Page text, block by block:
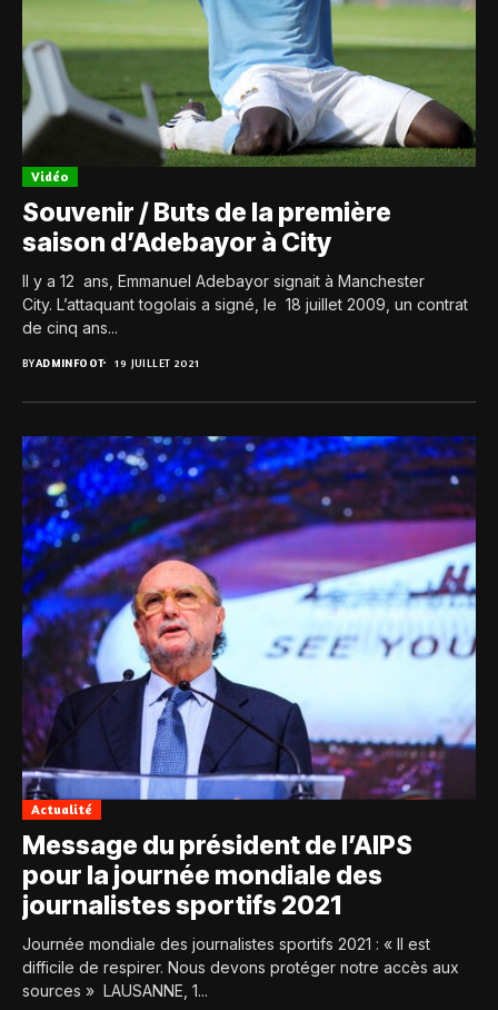
Vidéo
Souvenir / Buts de la première
saison d’Adebayor à City
Il y a 12 ans, Emmanuel Adebayor signait à Manchester
City. L’attaquant togolais a signé, le 18 juillet 2009, un contrat
de cinq ans...
BYADMINFOOT 19 JUILLET 2021
Actualité
Message du président de l’AIPS
pour la journée mondiale des
journalistes sportifs 2021
Journée mondiale des journalistes sportifs 2021 : « Il est
difficile de respirer. Nous devons protéger notre accès aux
sources » LAUSANNE, 1...